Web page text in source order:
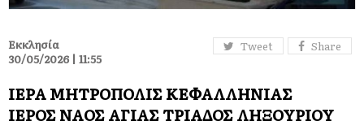
Tweet Share
Εκκλησία
30/05/2026 | 11:55
ΙΕΡΑ ΜΗΤΡΟΠΟΛΙΣ ΚΕΦΑΛΛΗΝΙΑΣ
ΙΕΡΟΣ ΝΑΟΣ ΑΓΙΑΣ ΤΡΙΑΔΟΣ ΛΗΞΟΥΡΙΟΥ